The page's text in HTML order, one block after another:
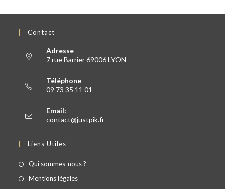
Contact
Adresse
7 rue Barrier 69006 LYON
Téléphone
09 73 35 11 01
Email:
contact@justpik.fr
Liens Utiles
Qui sommes-nous ?
Mentions légales